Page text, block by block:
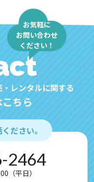
レンタルに関する
ちら
お気軽に
お問い合わせ
ください！
ださい。
2464
（平日）